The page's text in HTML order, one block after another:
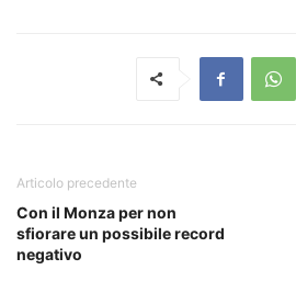
Articolo precedente
Con il Monza per non
sfiorare un possibile record
negativo